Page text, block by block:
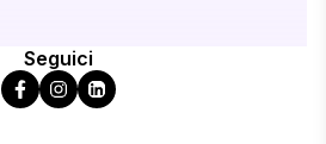
Seguici